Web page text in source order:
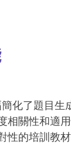
化了題目生
相關性和適
的培訓教